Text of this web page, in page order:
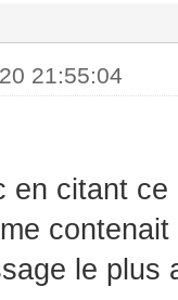
21:55:04
en citant
le plus